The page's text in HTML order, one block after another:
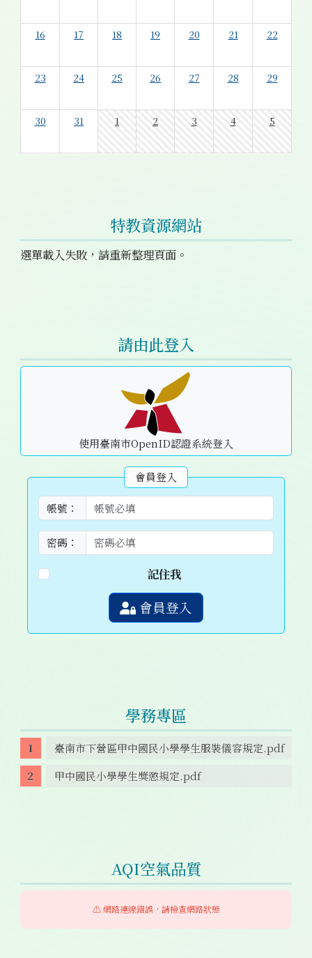
16 17 18 19 20 21 22
23 24 25 26 27 28 29
30 31 1 2 3 4 5
特教資源網站
選單載入失敗，請重新整理頁面。
請由此登入
使用臺南市OpenID認證系統登入
會員登入
帳號：
密碼：
記住我
會員登入
學務專區
臺南市下營區甲中國民小學學生服裝儀容規定.pdf
甲中國民小學學生獎懲規定.pdf
AQI空氣品質
⚠️ 網路連線錯誤，請檢查網路狀態